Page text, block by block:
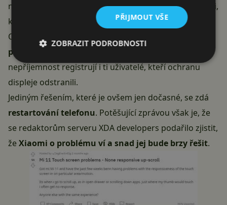
nefunkčním dotykem setkali i vlastníci telefonů Xiaomi,
kteří mají nainstalovanou i verzi systému 12.0.8.
Objevily se také spekulace, že by za vším mohla být
předinstalovaná fólie na displeji
nepříjemnost registrují i ti uživatelé, kteří ochranu
displeje odstranili.
Jediným řešením, které je ovšem jen dočasné, se zdá
restartování telefonu. Potěšující zprávou však je, že
se redaktorům serveru XDA developers podařilo zjistit,
žeXiaomi o problému ví a snad jej bude brzy řešit.
PŘIJMOUT VŠE
ZOBRAZIT PODROBNOSTI